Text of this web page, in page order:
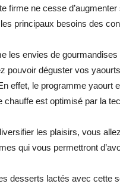
firme ne cesse
principaux besoins des
les envies de gourmandises
pouvoir déguster vos
effet, le programme yaourt
chauffe est optimisé par la
les plaisirs, vous
qui vous permettront
desserts lactés avec cette